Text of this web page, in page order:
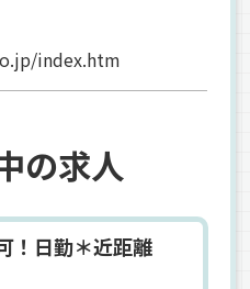
index.htm
の求人
！日勤＊近距離